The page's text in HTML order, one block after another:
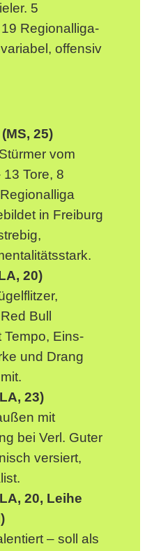
5
Regionalliga-
offensiv
25)
vom
Tore, 8
in Freiburg
20)
Bull
Tempo, Eins-
und Drang
23)
mit
bei Verl. Guter
versiert,
20, Leihe
– soll als